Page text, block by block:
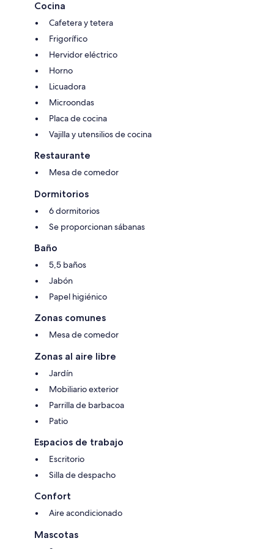
Contact Raimundo or Rodrigo.
Cocina
Cafetera y tetera
Frigorífico
Hervidor eléctrico
Horno
Licuadora
Microondas
Placa de cocina
Vajilla y utensilios de cocina
Restaurante
Mesa de comedor
Dormitorios
6 dormitorios
Se proporcionan sábanas
Baño
5,5 baños
Jabón
Papel higiénico
Zonas comunes
Mesa de comedor
Zonas al aire libre
Jardín
Mobiliario exterior
Parrilla de barbacoa
Patio
Espacios de trabajo
Escritorio
Silla de despacho
Confort
Aire acondicionado
Mascotas